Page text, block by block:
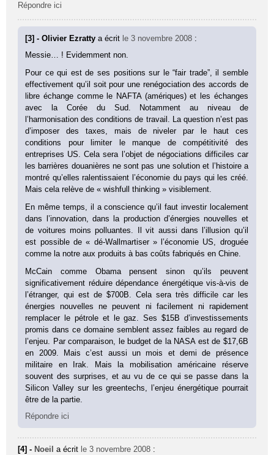
Répondre ici
[3] - Olivier Ezrattya écrit le 3 novembre 2008 :
Messie… ! Evidemment non.
Pour ce qui est de ses positions sur le “fair trade”, il semble
effectivement qu’il soit pour une renégociation des accords de
libre échange comme le NAFTA (amériques) et les échanges
avec la Corée du Sud. Notamment au niveau de
l’harmonisation des conditions de travail. La question n’est pas
d’imposer des taxes, mais de niveler par le haut ces
conditions pour limiter le manque de compétitivité des
entreprises US. Cela sera l’objet de négociations difficiles car
les barrières douanières ne sont pas une solution et l’histoire a
montré qu’elles ralentissaient l’économie du pays qui les créé.
Mais cela relève de « wishfull thinking » visiblement.
En même temps, il a conscience qu’il faut investir localement
dans l’innovation, dans la production d’énergies nouvelles et
de voitures moins polluantes. Il vit aussi dans l’illusion qu’il
est possible de « dé-Wallmartiser » l’économie US, droguée
comme la notre aux produits à bas coûts fabriqués en Chine.
McCain comme Obama pensent sinon qu’ils peuvent
significativement réduire dépendance énergétique vis-à-vis de
l’étranger, qui est de $700B. Cela sera très difficile car les
énergies nouvelles ne peuvent ni facilement ni rapidement
remplacer le pétrole et le gaz. Ses $15B d’investissements
promis dans ce domaine semblent assez faibles au regard de
l’enjeu. Par comparaison, le budget de la NASA est de $17,6B
en 2009. Mais c’est aussi un mois et demi de présence
militaire en Irak. Mais la mobilisation américaine réserve
souvent des surprises, et au vu de ce qui se passe dans la
Silicon Valley sur les greentechs, l’enjeu énergétique pourrait
être de la partie.
Répondre ici
[4] - Noeil a écrit le 3 novembre 2008 :